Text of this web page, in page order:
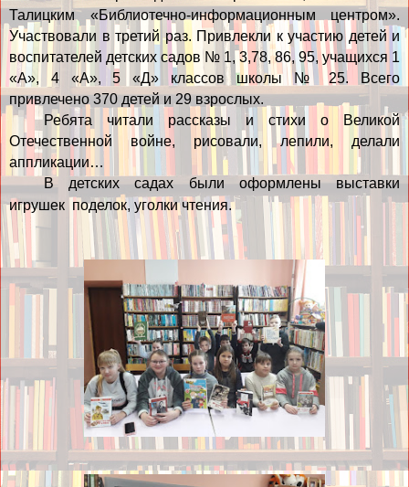
Талицким «Библиотечно-информационным центром».
Участвовали в третий раз. Привлекли к участию детей и
воспитателей детских садов № 1, 3,78, 86, 95, учащихся 1
«А», 4 «А», 5 «Д» классов школы № 25. Всего
привлечено 370 детей и 29 взрослых.
Ребята читали рассказы и стихи о Великой
Отечественной войне, рисовали, лепили, делали
аппликации…
В детских садах были оформлены выставки
игрушек поделок, уголки чтения.